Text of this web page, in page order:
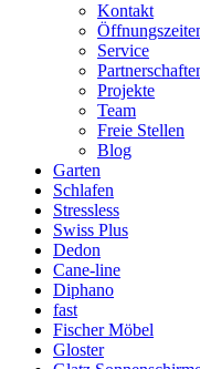
Kontakt
Service
Projekte
Team
Freie Stellen
Blog
Garten
Schlafen
Stressless
Swiss Plus
Dedon
Cane-line
Diphano
fast
Fischer Möbel
Gloster